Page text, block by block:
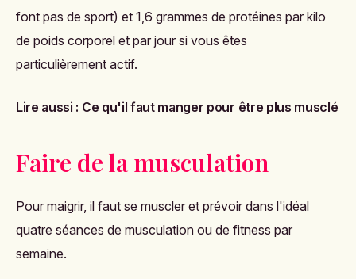
font pas de sport) et 1,6 grammes de protéines par kilo
de poids corporel et par jour si vous êtes
particulièrement actif.
Lire aussi : Ce qu'il faut manger pour être plus musclé
Faire de la musculation
Pour maigrir, il faut se muscler et prévoir dans l'idéal
quatre séances de musculation ou de fitness par
semaine.